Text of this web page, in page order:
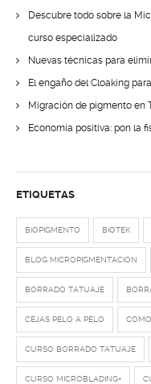
Descubre todo sobre la
curso especializado
Nuevas técnicas para
El engaño del Cloaking
Migración de pigmento en
Economía positiva: pon la
ETIQUETAS
BIOPIGMENTO BIOTEK
BLOG MICROPIGMENTACION
BORRADO TATUAJE
CEJAS PELO A PELO
CURSO BORRADO TATUAJE
CURSO MICROBLADING+